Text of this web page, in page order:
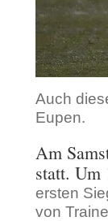
Auch
Eupen.
Am
statt. Um
ersten
von